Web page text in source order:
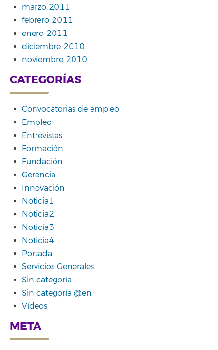
marzo 2011
febrero 2011
enero 2011
diciembre 2010
noviembre 2010
CATEGORÍAS
Convocatorias de empleo
Empleo
Entrevistas
Formación
Fundación
Gerencia
Innovación
Noticia1
Noticia2
Noticia3
Noticia4
Portada
Servicios Generales
Sin categoría
Sin categoría @en
Vídeos
META